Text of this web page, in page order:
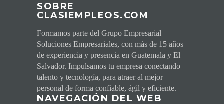
SOBRE
CLASIEMPLEOS.COM
Formamos parte del Grupo Empresarial
Soluciones Empresariales, con más de 15 años
de experiencia y presencia en Guatemala y El
Salvador. Impulsamos tu empresa conectando
talento y tecnología, para atraer al mejor
personal de forma confiable, ágil y eficiente.
NAVEGACIÓN DEL WEB